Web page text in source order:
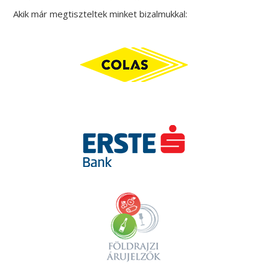
Akik már megtiszteltek minket bizalmukkal: